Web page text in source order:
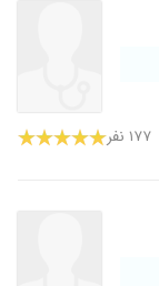
۱۷۷ نفر